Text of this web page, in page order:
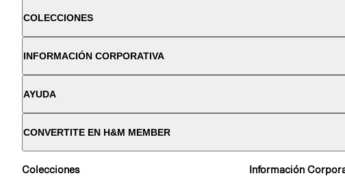
COLECCIONES
INFORMACIÓN CORPORATIVA
AYUDA
CONVERTITE EN H&M MEMBER
Colecciones Información